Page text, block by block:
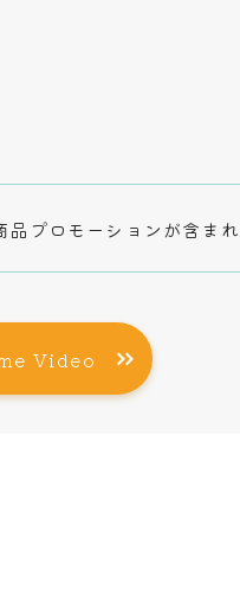
プロモーションが含まれ
Video